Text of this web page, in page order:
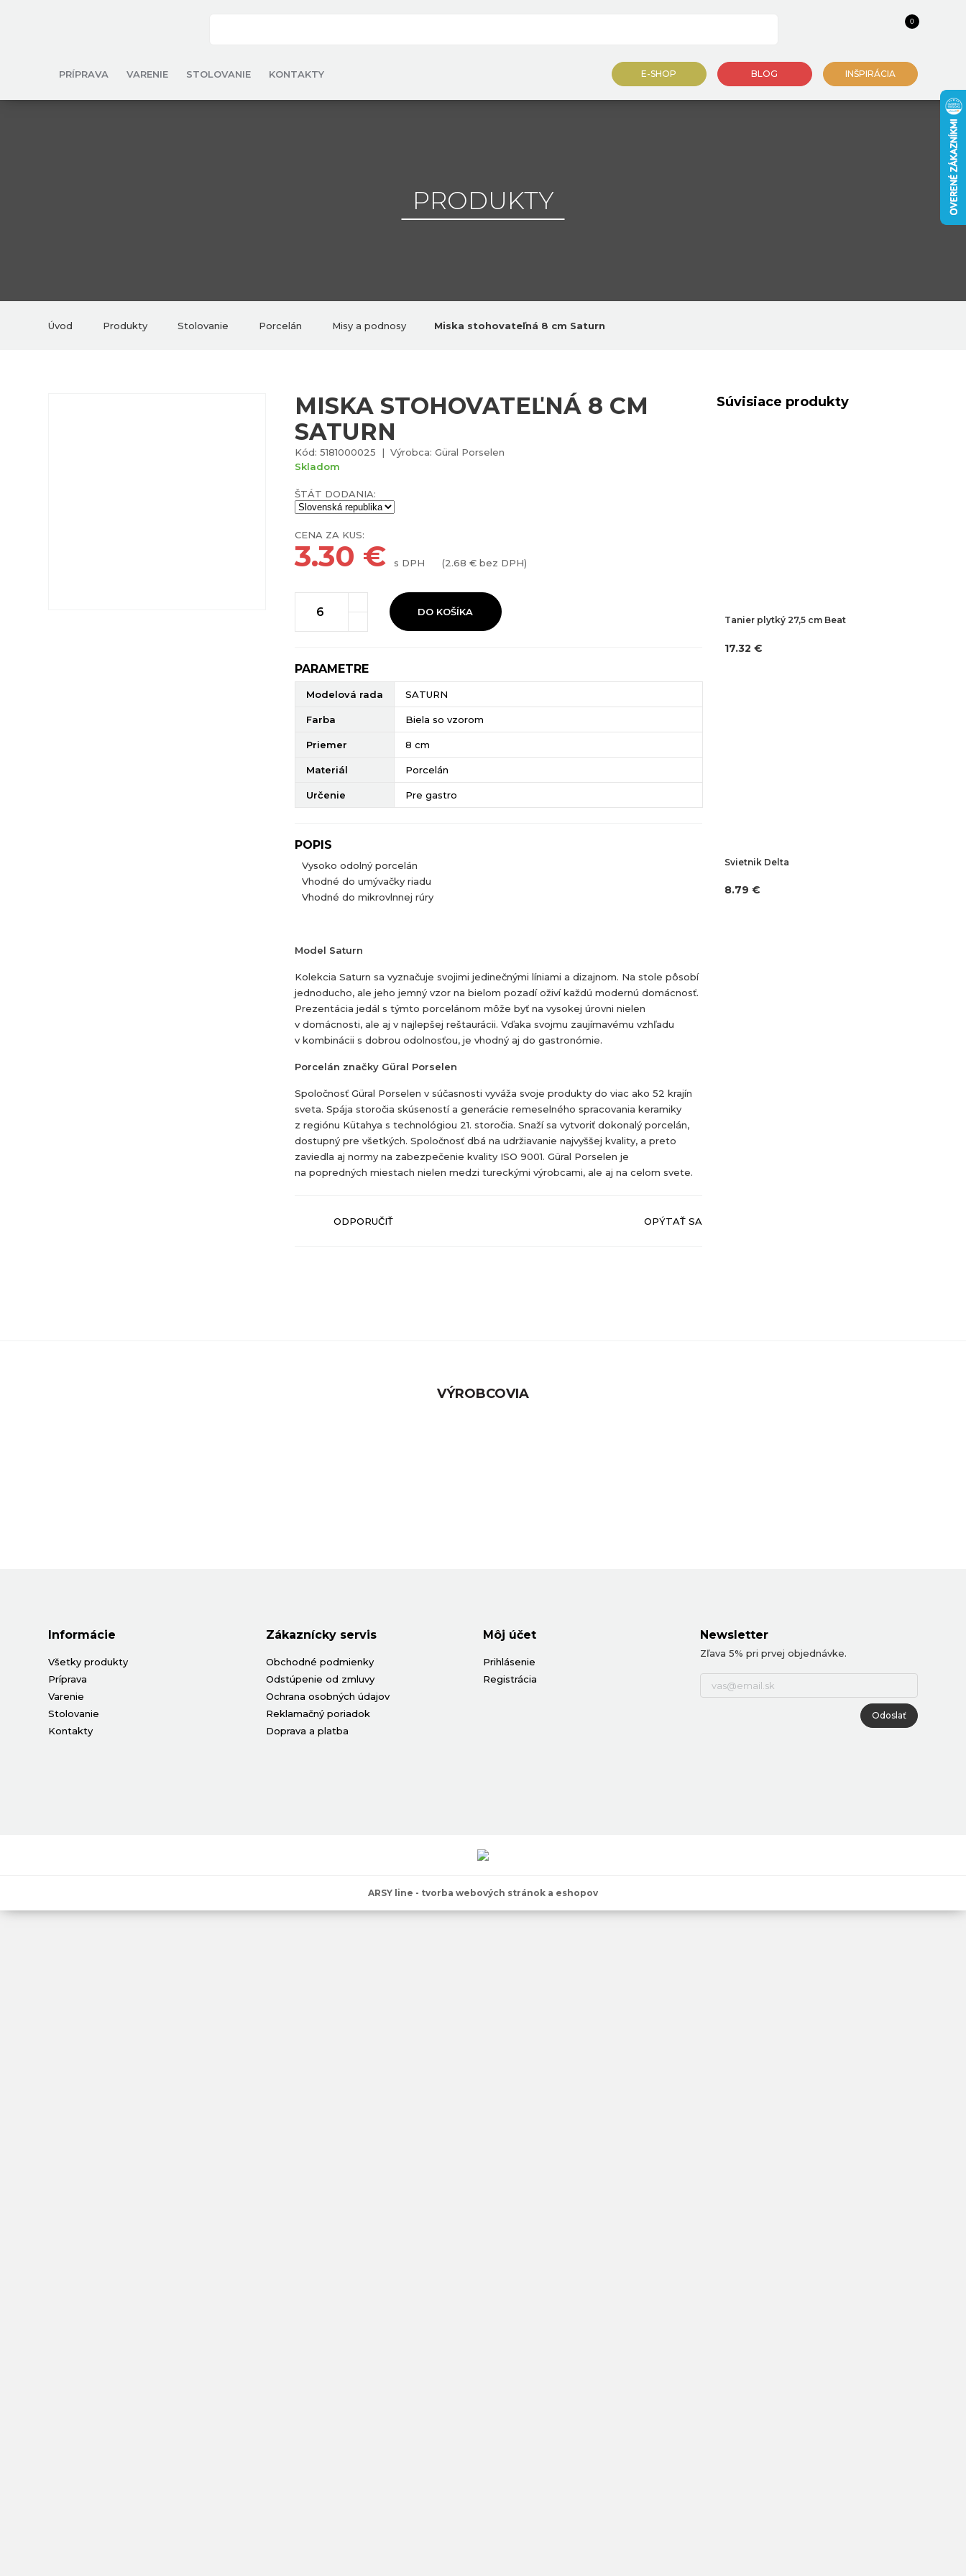
0
PRÍPRAVA VARENIE STOLOVANIE KONTAKTY E-SHOP BLOG INŠPIRÁCIA
PRODUKTY
Úvod Produkty Stolovanie Porcelán Misy a podnosy Miska stohovateľná 8 cm Saturn
MISKA STOHOVATEĽNÁ 8 CM
SATURN
Kód: 5181000025 | Výrobca: Güral Porselen
Skladom
ŠTÁT DODANIA:
CENA ZA KUS:
3.30 € s DPH (2.68 € bez DPH)
DO KOŠÍKA
PARAMETRE
Modelová rada SATURN
Farba Biela so vzorom
Priemer 8 cm
Materiál Porcelán
Určenie Pre gastro
POPIS
Vysoko odolný porcelán
Vhodné do umývačky riadu
Vhodné do mikrovlnnej rúry
Model Saturn
Kolekcia Saturn sa vyznačuje svojimi jedinečnými líniami a dizajnom. Na stole pôsobí
jednoducho, ale jeho jemný vzor na bielom pozadí oživí každú modernú domácnosť.
Prezentácia jedál s týmto porcelánom môže byť na vysokej úrovni nielen
v domácnosti, ale aj v najlepšej reštaurácii. Vďaka svojmu zaujímavému vzhľadu
v kombinácii s dobrou odolnosťou, je vhodný aj do gastronómie.
Porcelán značky Güral Porselen
Spoločnosť Güral Porselen v súčasnosti vyváža svoje produkty do viac ako 52 krajín
sveta. Spája storočia skúseností a generácie remeselného spracovania keramiky
z regiónu Kütahya s technológiou 21. storočia. Snaží sa vytvoriť dokonalý porcelán,
dostupný pre všetkých. Spoločnosť dbá na udržiavanie najvyššej kvality, a preto
zaviedla aj normy na zabezpečenie kvality ISO 9001. Güral Porselen je
na popredných miestach nielen medzi tureckými výrobcami, ale aj na celom svete.
ODPORUČIŤ OPÝTAŤ SA
Súvisiace produkty
Tanier plytký 27,5 cm Beat
17.32 €
Svietnik Delta
8.79 €
VÝROBCOVIA
Informácie
Všetky produkty
Príprava
Varenie
Stolovanie
Kontakty
Zákaznícky servis
Obchodné podmienky
Odstúpenie od zmluvy
Ochrana osobných údajov
Reklamačný poriadok
Doprava a platba
Môj účet
Prihlásenie
Registrácia
Newsletter
Zľava 5% pri prvej objednávke.
Odoslať
ARSY line - tvorba webových stránok a eshopov